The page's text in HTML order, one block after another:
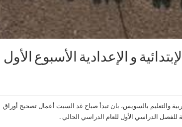
و الإعدادية الأسبوع الأول
والتعليم بالسويس، بان تبدأ صباح غد السبت أعمال تصحيح أوراق
للفصل الدراسي الأول للعام الدراسي الحالي .